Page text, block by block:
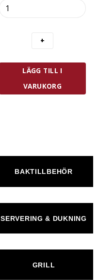
Bakplåt
LÄGG TILL I
VARUKORG
BAKTILLBEHÖR
SERVERING & DUKNING
GRILL